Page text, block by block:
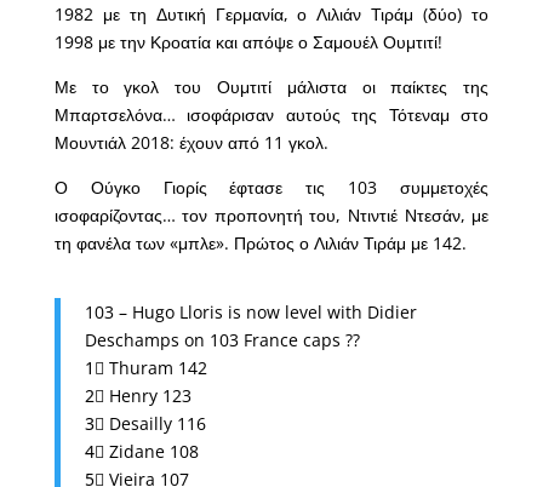
1982 με τη Δυτική Γερμανία, ο Λιλιάν Τιράμ (δύο) το
1998 με την Κροατία και απόψε ο Σαμουέλ Ουμτιτί!
Με το γκολ του Ουμτιτί μάλιστα οι παίκτες της
Μπαρτσελόνα… ισοφάρισαν αυτούς της Τότεναμ στο
Μουντιάλ 2018: έχουν από 11 γκολ.
Ο Ούγκο Γιορίς έφτασε τις 103 συμμετοχές
ισοφαρίζοντας… τον προπονητή του, Ντιντιέ Ντεσάν, με
τη φανέλα των «μπλε». Πρώτος ο Λιλιάν Τιράμ με 142.
103 – Hugo Lloris is now level with Didier
Deschamps on 103 France caps ??
1⃣ Thuram 142
2⃣ Henry 123
3⃣ Desailly 116
4⃣ Zidane 108
5⃣ Vieira 107